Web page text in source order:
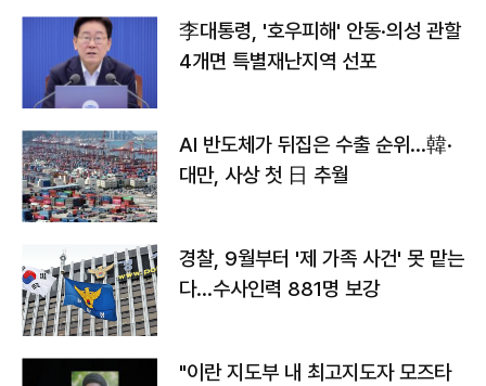
李대통령, '호우피해' 안동·의성 관할
4개면 특별재난지역 선포
AI 반도체가 뒤집은 수출 순위…韓·
대만, 사상 첫 日 추월
경찰, 9월부터 '제 가족 사건' 못 맡는
다…수사인력 881명 보강
"이란 지도부 내 최고지도자 모즈타